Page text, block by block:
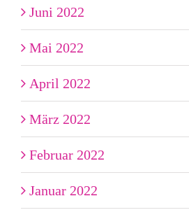
Juni 2022
Mai 2022
April 2022
März 2022
Februar 2022
Januar 2022